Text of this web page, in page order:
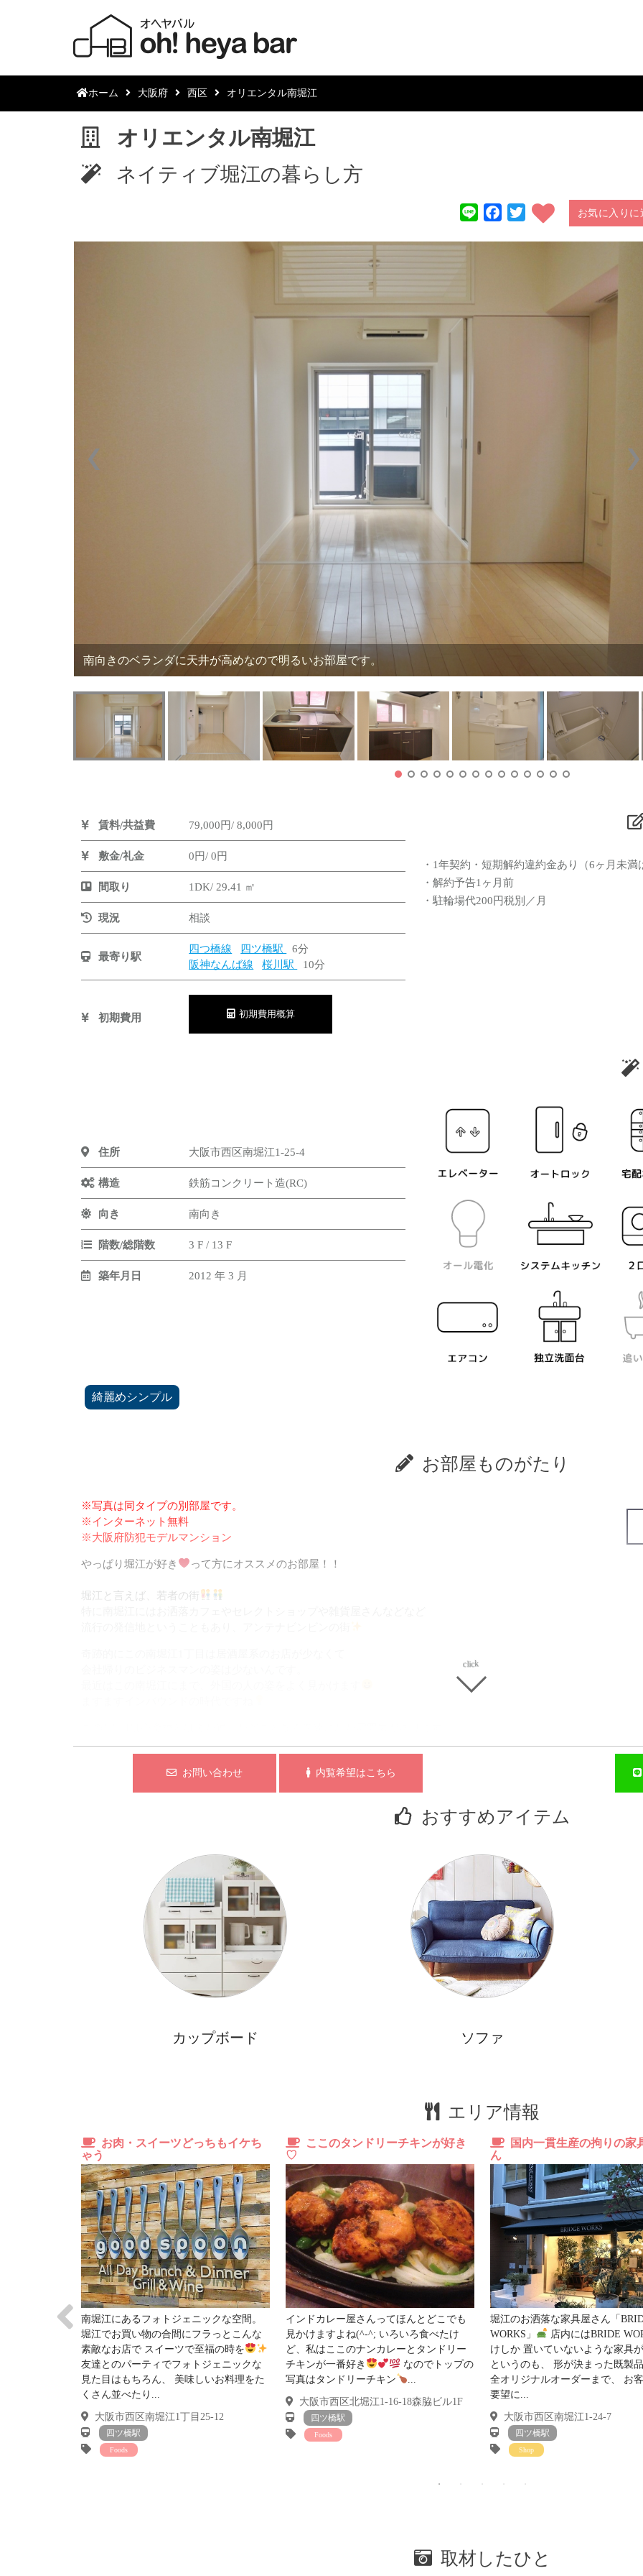
ホーム 大阪府 西区 オリエンタル南堀江
オリエンタル南堀江
ネイティブ堀江の暮らし方
LineFacebook
Twitterお気に入りに
南向きのベランダに天井が高めなので明るいお部屋です。
賃料/共益費 79,000円/ 8,000円
敷金/礼金 0円/ 0円
間取り 1DK/ 29.41 ㎡
現況 相談
最寄り駅
四つ橋線 四ツ橋駅
6分
阪神なんば線
桜川駅 10分
初期費用 初期費用概算
・1年契約・短期解約違約金あり（6ヶ月未
・解約予告1ヶ月前
・駐輪場代200円税別／月
住所 大阪市西区南堀江1-25-4
構造 鉄筋コンクリート造(RC)
向き 南向き
階数/総階数 3 F / 13 F
築年月日 2012 年 3 月
綺麗めシンプル
お部屋ものがたり
※写真は同タイプの別部屋です。
※インターネット無料
※大阪府防犯モデルマンション
やっぱり堀江が好き って方にオススメのお部屋！！
堀江と言えば、若者の街
そんな憧れの堀江に一度は住んでみたいともう方は多いと思います
でもよく見るとこの辺りのマンションって、意外と古いマンションが多いエリアなんです。
なので新築や築浅は少いんです。
難波も歩いて行けるし、梅田も四ツ橋駅から6分くらいなんです。
休みの日には堀江をぶらりウインドウショッピングしたり、
友達と心斎橋で待ち合わせなんて生活も
オシャレのセンスも磨かれていくし、友達のお泊りの回数も増えそうですね
オレンジストリートから1本通り違いです。
お問い合わせ 内覧希望はこちら
おすすめアイテム
カップボード ソファ
エリア情報
お肉・スイーツどっちもイケち
ゃう
南堀江にあるフォトジェニックな空間。
堀江でお買い物の合間にフラっとこんな
素敵なお店で スイーツで至福の時を
友達とのパーティでフォトジェニックな
見た目はもちろん、 美味しいお料理をた
くさん並べたり...
大阪市西区南堀江1丁目25-12
四ツ橋駅
Foods
ここのタンドリーチキンが好き
♡
インドカレー屋さんってほんとどこでも
見かけますよね(^-^; いろいろ食べたけ
ど、私はここのナンカレーとタンドリー
チキンが一番好き
なのでトップの
写真はタンドリーチキン
大阪市西区北堀江1-16-18森脇ビル1F
四ツ橋駅
Foods
国内一貫生産の拘りの家
ん
堀江のお洒落な家具屋さん「
WORKS」
店内にはBRIDE
けしか 置いていないような家具
というのも、 形が決まった既製
全オリジナルオーダーまで、 お
要望に...
大阪市西区南堀江1-24-7
四ツ橋駅
Shop
取材したひと